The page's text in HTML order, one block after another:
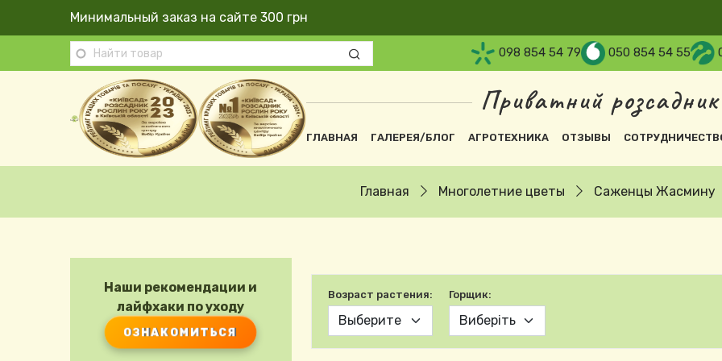
Перейти к основному содержанию
Минимальный заказ на сайте 300 грн
098 854 54 79 050 854 54 55
Приватний
Основна навіґація
ГЛАВНАЯ ГАЛЕРЕЯ/БЛОГ АГРОТЕХНИКА ОТЗЫВЫ
Главная Многолетние цветы Саженцы Жасмину
Наши рекомендации и
лайфхаки по уходу
ОЗНАКОМИТЬСЯ
Возраст растения: Горщик: